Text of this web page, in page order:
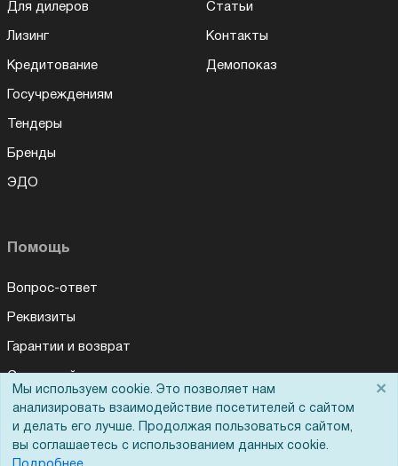
Для дилеров
Лизинг
Кредитование
Госучреждениям
Тендеры
Бренды
ЭДО
Статьи
Контакты
Демопоказ
Помощь
Вопрос-ответ
Реквизиты
Гарантии и возврат
Сервисный центр
Вакансии
Обратная связь
Мы используем cookie. Это позволяет нам
анализировать взаимодействие посетителей с сайтом
и делать его лучше. Продолжая пользоваться сайтом,
вы соглашаетесь с использованием данных cookie.
×